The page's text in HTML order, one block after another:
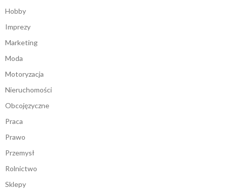
Hobby
Imprezy
Marketing
Moda
Motoryzacja
Nieruchomości
Obcojęzyczne
Praca
Prawo
Przemysł
Rolnictwo
Sklepy